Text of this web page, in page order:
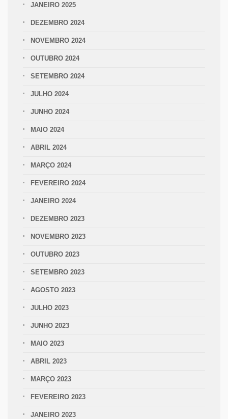
JANEIRO 2025
DEZEMBRO 2024
NOVEMBRO 2024
OUTUBRO 2024
SETEMBRO 2024
JULHO 2024
JUNHO 2024
MAIO 2024
ABRIL 2024
MARÇO 2024
FEVEREIRO 2024
JANEIRO 2024
DEZEMBRO 2023
NOVEMBRO 2023
OUTUBRO 2023
SETEMBRO 2023
AGOSTO 2023
JULHO 2023
JUNHO 2023
MAIO 2023
ABRIL 2023
MARÇO 2023
FEVEREIRO 2023
JANEIRO 2023